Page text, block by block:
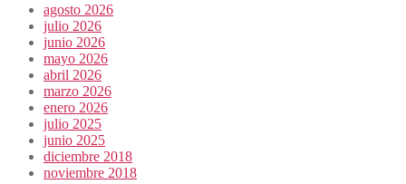
agosto 2026
julio 2026
junio 2026
mayo 2026
abril 2026
marzo 2026
enero 2026
julio 2025
junio 2025
diciembre 2018
noviembre 2018